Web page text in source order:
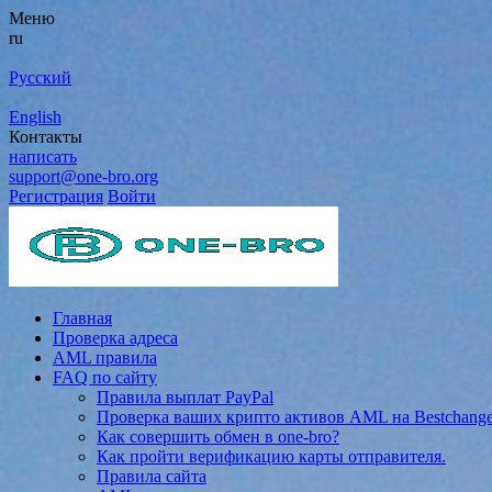
Меню
ru
Русский
English
Контакты
написать
support@one-bro.org
Регистрация Войти
Главная
Проверка адреса
AML правила
FAQ по сайту
Правила выплат PayPal
Проверка ваших крипто активов AML на
Как совершить обмен в one-bro?
Как пройти верификацию карты отправителя.
Правила сайта